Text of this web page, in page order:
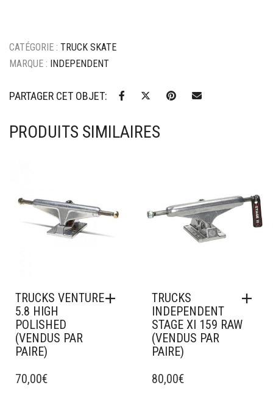
PAR
PAIRE)
CATÉGORIE : TRUCK SKATE
MARQUE : INDEPENDENT
PARTAGER CET OBJET:
PRODUITS SIMILAIRES
TRUCKS VENTURE
5.8 HIGH
POLISHED
(VENDUS PAR
PAIRE)
70,00€
TRUCKS
INDEPENDENT
STAGE XI 159 RAW
(VENDUS PAR
PAIRE)
80,00€